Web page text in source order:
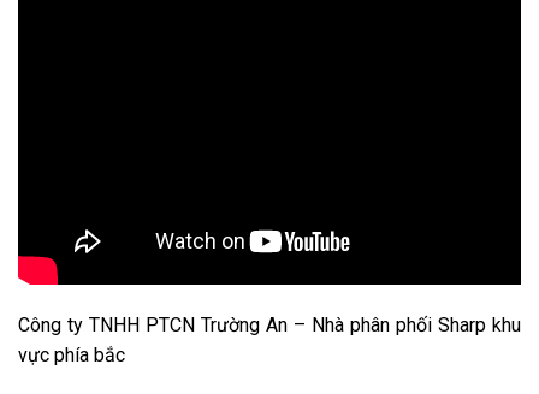
Công ty TNHH PTCN Trường An – Nhà phân phối Sharp khu
vực phía bắc